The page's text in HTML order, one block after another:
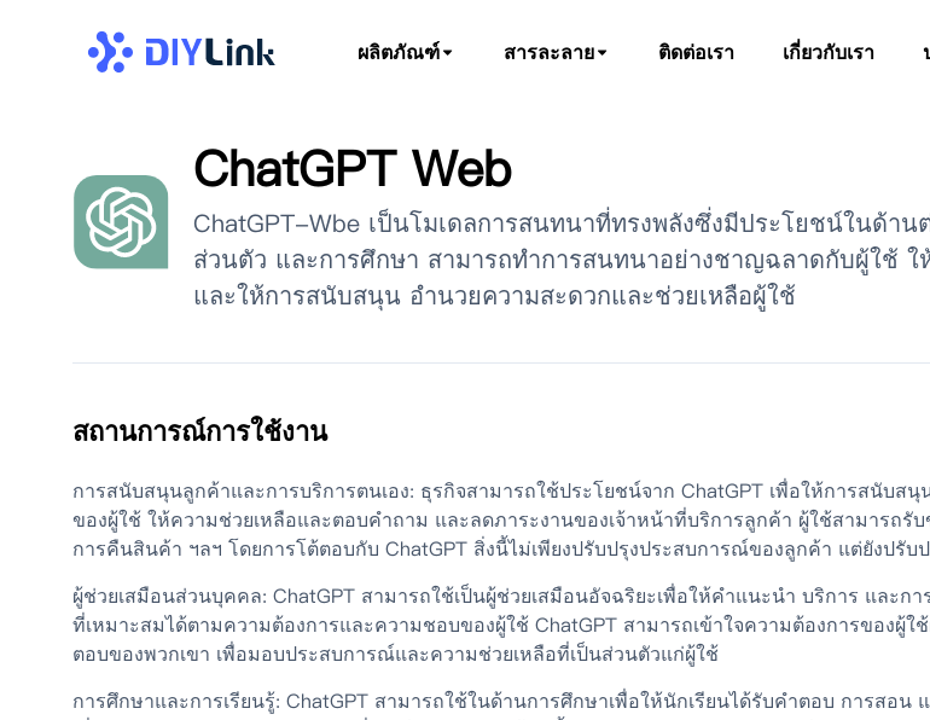
ผลิตภัณฑ์ สารละลาย ติดต่อเรา เกี่ยวกับเรา
ChatGPT Web
ChatGPT-Wbe เป็นโมเดลการสนทนาที่ทรงพลังซึ่งมีประโยชน์ในด้า
ส่วนตัว และการศึกษา สามารถทำการสนทนาอย่างชาญฉลาดกับผู้ใช้
และให้การสนับสนุน อำนวยความสะดวกและช่วยเหลือผู้ใช้
สถานการณ์การใช้งาน
การสนับสนุนลูกค้าและการบริการตนเอง: ธุรกิจสามารถใช้ประโยชน์จาก ChatGPT เพื่อให้การสนับ
ของผู้ใช้ ให้ความช่วยเหลือและตอบคำถาม และลดภาระงานของเจ้าหน้าที่บริการลูกค้า ผู้ใช้สามารถ
การคืนสินค้า ฯลฯ โดยการโต้ตอบกับ ChatGPT สิ่งนี้ไม่เพียงปรับปรุงประสบการณ์ของลูกค้า แต่ยังปรั
ผู้ช่วยเสมือนส่วนบุคคล: ChatGPT สามารถใช้เป็นผู้ช่วยเสมือนอัจฉริยะเพื่อให้คำแนะนำ บริการ แล
ที่เหมาะสมได้ตามความต้องการและความชอบของผู้ใช้ ChatGPT สามารถเข้าใจความต้องการของ
ตอบของพวกเขา เพื่อมอบประสบการณ์และความช่วยเหลือที่เป็นส่วนตัวแก่ผู้ใช้
การศึกษาและการเรียนรู้: ChatGPT สามารถใช้ในด้านการศึกษาเพื่อให้นักเรียนได้รับคำตอบ การสอ